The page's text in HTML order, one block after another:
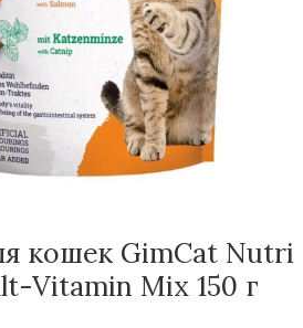
увеличить
кошек GimCat Nutri
Vitamin Mix 150 г